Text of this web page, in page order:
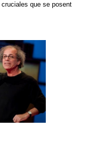
que se posent